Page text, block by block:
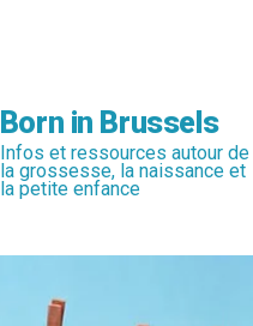
Born in Brussels
Infos et ressources autour de
la grossesse, la naissance et
la petite enfance